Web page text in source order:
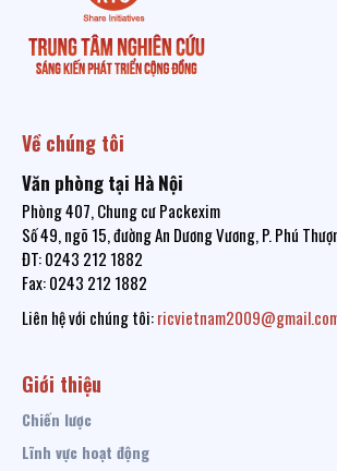
Về chúng tôi
Văn phòng tại Hà Nội
Phòng 407, Chung cư Packexim
Số 49, ngõ 15, đường An Dương Vương, P. Phú
ĐT: 0243 212 1882
Fax: 0243 212 1882
Liên hệ với chúng tôi:
Giới thiệu
Chiến lược
Lĩnh vực hoạt động